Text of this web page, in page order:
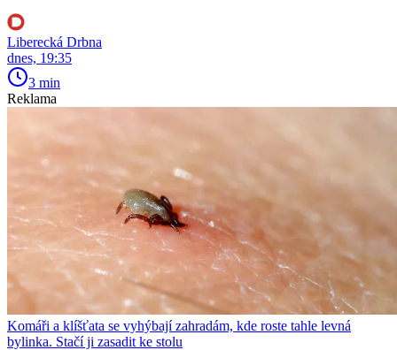
Liberecká Drbna
dnes, 19:35
3 min
Reklama
Komáři a klíšťata se vyhýbají zahradám, kde roste tahle levná
bylinka. Stačí ji zasadit ke stolu